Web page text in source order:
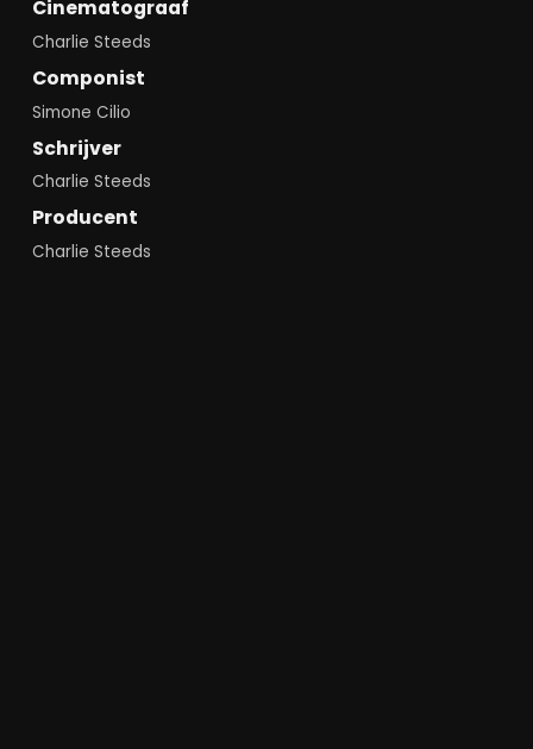
Cinematograaf
Charlie Steeds
Componist
Simone Cilio
Schrijver
Charlie Steeds
Producent
Charlie Steeds